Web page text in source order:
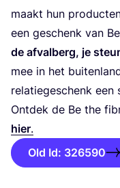
maakt hun
een geschenk van
de afval­berg, je
mee in het
rela­tie­ge­schenk een
Ont­dek de Be the
hier.
Old Id: 326590